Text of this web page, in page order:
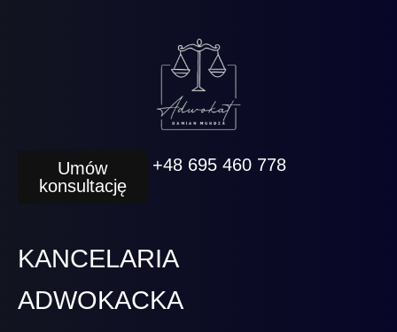
Umów
konsultację
+48 695 460 778
KANCELARIA
ADWOKACKA